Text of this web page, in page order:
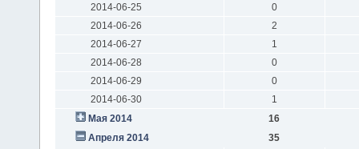
2014-06-25
0
2014-06-26
2
2014-06-27
1
2014-06-28
0
2014-06-29
0
2014-06-30
1
Мая 2014
16
Апреля 2014
35